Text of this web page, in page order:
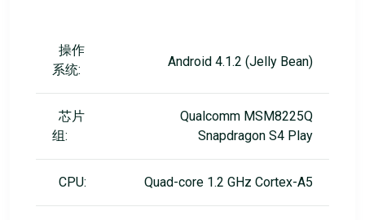
操作
系统:
Android 4.1.2 (Jelly Bean)
芯片
组:
Qualcomm MSM8225Q
Snapdragon S4 Play
CPU: Quad-core 1.2 GHz Cortex-A5